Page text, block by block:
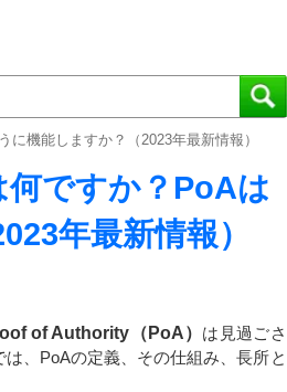
機能しますか？（2023年最新情報）
ですか？PoAは
年最新情報）
of Authority（PoA） は見過ごさ
、PoAの定義、その仕組み、長所と